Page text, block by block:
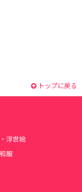
トップに戻る
浮世絵
服